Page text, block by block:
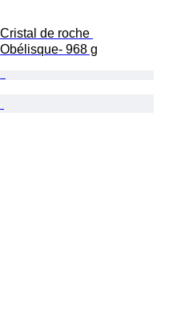
Cristal de roche
Obélisque- 968 g